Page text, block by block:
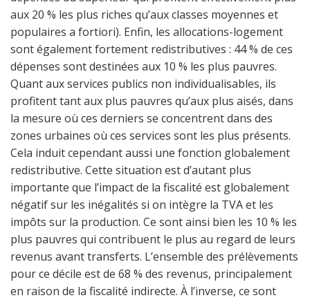
aux 20 % les plus riches qu’aux classes moyennes et
populaires a fortiori). Enfin, les allocations-logement
sont également fortement redistributives : 44 % de ces
dépenses sont destinées aux 10 % les plus pauvres.
Quant aux services publics non individualisables, ils
profitent tant aux plus pauvres qu’aux plus aisés, dans
la mesure où ces derniers se concentrent dans des
zones urbaines où ces services sont les plus présents.
Cela induit cependant aussi une fonction globalement
redistributive. Cette situation est d’autant plus
importante que l’impact de la fiscalité est globalement
négatif sur les inégalités si on intègre la TVA et les
impôts sur la production. Ce sont ainsi bien les 10 % les
plus pauvres qui contribuent le plus au regard de leurs
revenus avant transferts. L’ensemble des prélèvements
pour ce décile est de 68 % des revenus, principalement
en raison de la fiscalité indirecte. À l’inverse, ce sont